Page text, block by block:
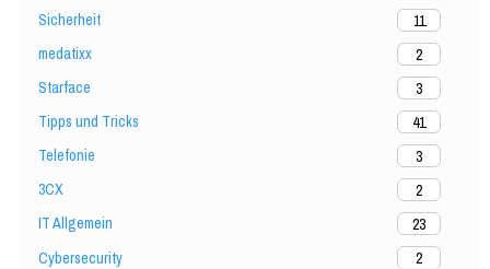
Sicherheit
11
medatixx
2
Starface
3
Tipps und Tricks
41
Telefonie
3
3CX
2
IT Allgemein
23
Cybersecurity
2